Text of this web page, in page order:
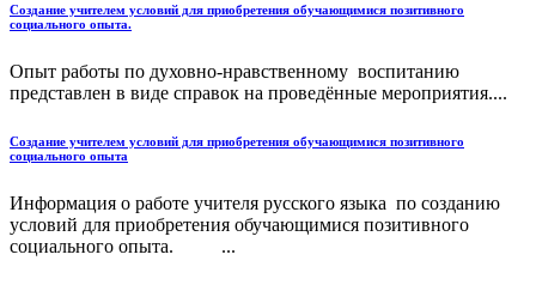
Создание учителем условий для приобретения обучающимися позитивного
социального опыта.
Опыт работы по духовно-нравственному воспитанию
представлен в виде справок на проведённые мероприятия....
Создание учителем условий для приобретения обучающимися позитивного
социального опыта
Информация о работе учителя русского языка по созданию
условий для приобретения обучающимися позитивного
социального опыта. ...